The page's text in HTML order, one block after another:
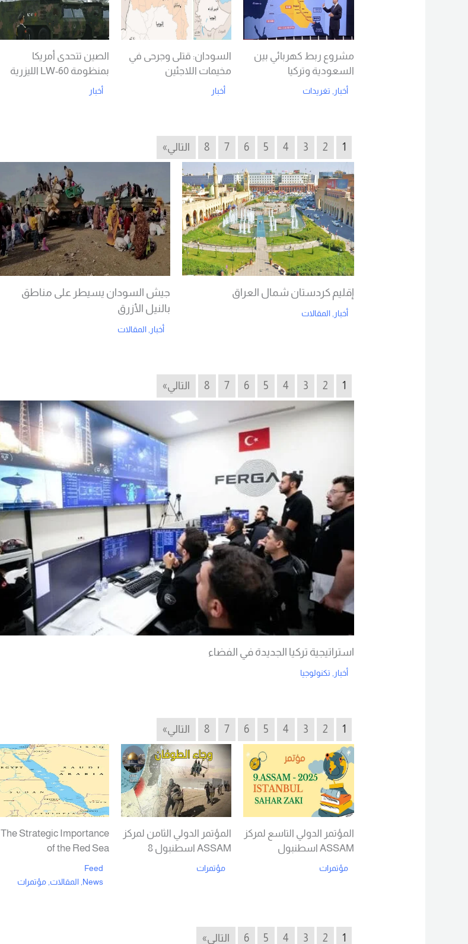
مشروع ربط كهربائي بين
السعودية وتركيا
أخبار , تغريدات
السودان: قتلى وجرحى في
مخيمات اللاجئين
أخبار
الصين تتحدى أمريكا
بمنظومة LW-60 الليزرية
أخبار
1
2
3
4
5
6
7
8 التالي»
إقليم كردستان شمال العراق
أخبار ,المقالات
جيش السودان يسيطر على مناطق
بالنيل الأزرق
أخبار المقالات
1
2
3
4
5
6
7
8 التالي»
استراتيجية تركيا الجديدة في الفضاء
أخبار تكنولوجيا
1
2
3
4
5
6
7
8 التالي»
المؤتمر الدولي التاسع لمركز
ASSAM اسطنبول
مؤتمرات
المؤتمر الدولي الثامن لمركز
ASSAM اسطنبول 8
مؤتمرات
The Strategic Importance
of the Red Sea
Feed
News
,المقالات ,مؤتمرات
1
2
3
4
5
6 التالي»